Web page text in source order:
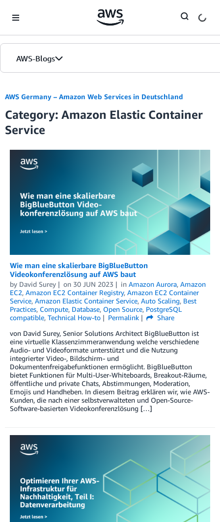
AWS-Blogs
Editionen
AWS Germany – Amazon Web Services in Deutschland
Category: Amazon Elastic Container
Service
Wie man eine skalierbare BigBlueButton
Videokonferenzlösung auf AWS baut
by David Surey on 30 JUN 2023 in Amazon Aurora, Amazon
EC2, Amazon EC2 Container Registry, Amazon EC2 Container
Service, Amazon Elastic Container Service, Auto Scaling, Best
Practices, Compute, Database, Open Source, PostgreSQL
compatible, Technical How-to Permalink
Share
von David Surey, Senior Solutions Architect BigBlueButton ist
eine virtuelle Klassenzimmeranwendung welche verschiedene
Audio- und Videoformate unterstützt und die Nutzung
integrierter Video-, Bildschirm- und
Dokumentenfreigabefunktionen ermöglicht. BigBlueButton
bietet Funktionen für Multi-User-Whiteboards, Breakout-Räume,
öffentliche und private Chats, Abstimmungen, Moderation,
Emojis und Handheben. In diesem Beitrag erklären wir, wie AWS-
Kunden, die nach einer selbstverwalteten und Open-Source-
Software-basierten Videokonferenzlösung […]